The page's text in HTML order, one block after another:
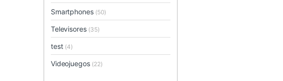
Smartphones (50)
Televisores (35)
test (4)
Videojuegos (22)